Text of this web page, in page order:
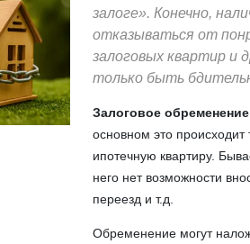
залоге». Конечно,
отказываться от
залоговых квартир и
только быть
Залоговое
основном это происходит
ипотечную квартиру.
него нет возможности
переезд и т.д.
Обременение могут